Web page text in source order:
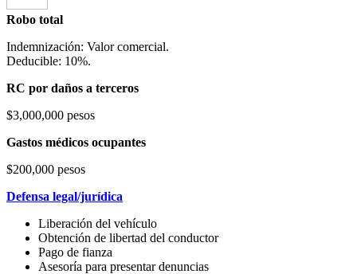
Robo total
Indemnización: Valor comercial.
Deducible: 10%.
RC por daños a terceros
$3,000,000 pesos
Gastos médicos ocupantes
$200,000 pesos
Defensa legal/jurídica
Liberación del vehículo
Obtención de libertad del conductor
Pago de fianza
Asesoría para presentar denuncias